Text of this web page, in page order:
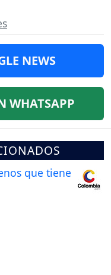
NEWS
WHATSAPP